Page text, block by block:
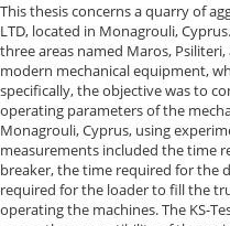
This thesis concerns a quarry of
LTD, located in Monagrouli,
three areas named Maros,
modern mechanical equipment,
specifically, the objective was to
operating parameters of the
Monagrouli, Cyprus, using
measurements included the time
breaker, the time required for the
required for the loader to fill the
operating the machines. The KS-